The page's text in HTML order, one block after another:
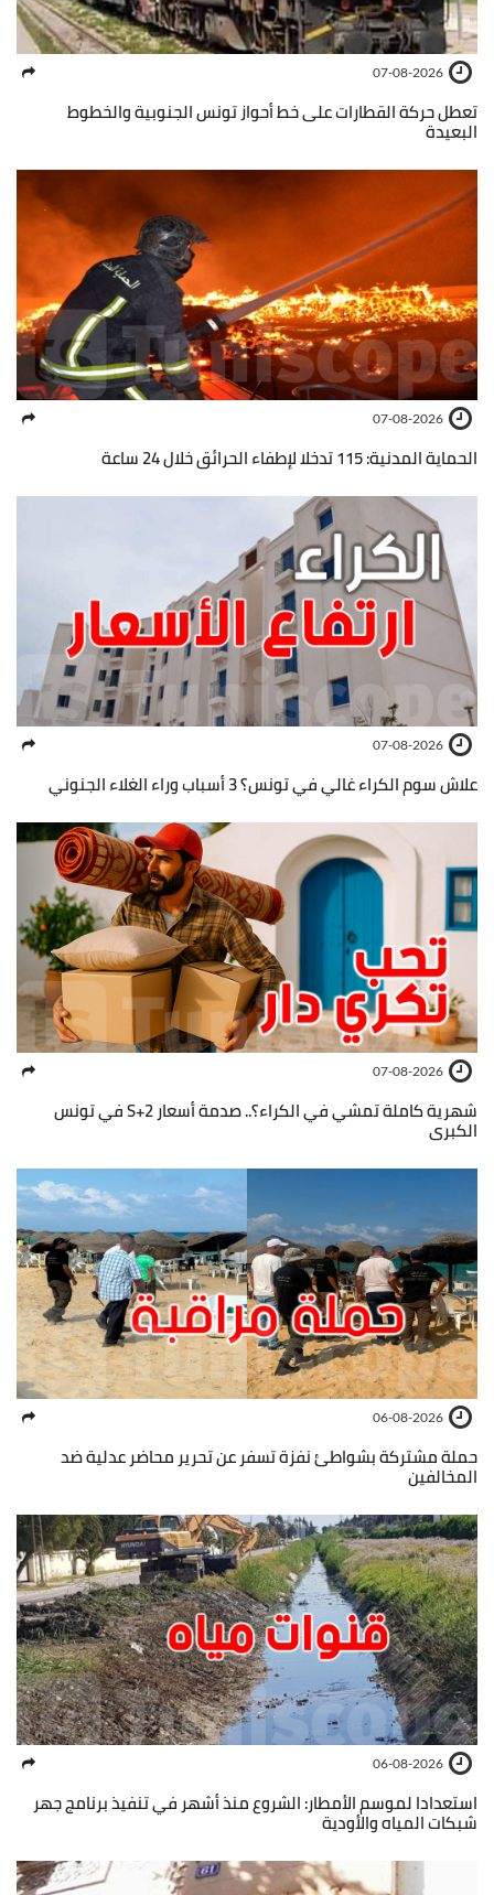
07-08-2026
تعطل حركة القطارات على خط أحواز تونس الجنوبية والخطوط
البعيدة
07-08-2026
الحماية المدنية: 115 تدخلا لإطفاء الحرائق خلال 24 ساعة
07-08-2026
علاش سوم الكراء غالي في تونس؟ 3 أسباب وراء الغلاء الجنوني
07-08-2026
شهرية كاملة تمشي في الكراء؟.. صدمة أسعار S+2 في تونس
الكبرى
06-08-2026
حملة مشتركة بشواطئ نفزة تسفر عن تحرير محاضر عدلية ضد
المخالفين
06-08-2026
استعدادا لموسم الأمطار: الشروع منذ أشهر في تنفيذ برنامج جهر
شبكات المياه والأودية